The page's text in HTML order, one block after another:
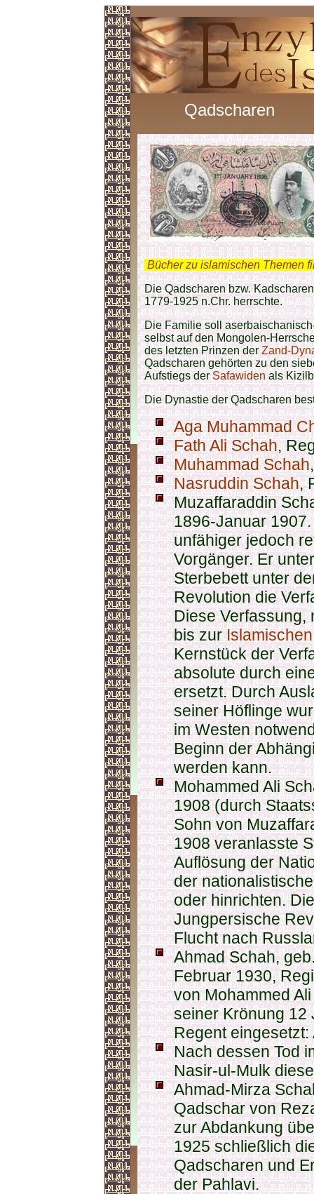
Qadscharen
Bücher zu islamischen Themen
Die Qadscharen bzw.
1779-1925 n.Chr. herrschte.
Die Familie soll
selbst auf den Mongolen-
des letzten Prinzen derZand-
Qadscharen gehörten zu den
Aufstiegs derSafawidenals
Die Dynastie der Qadscharen
Aga Muhammad
Fath Ali Schah,
Muhammad Schah
Nasruddin Schah,
Muzaffaraddin
1896-Januar
unfähiger jedoch
Vorgänger. Er
Sterbebett unter
Revolution die
Diese Verfassung,
bis zur
Kernstück der
absolute durch
ersetzt. Durch
seiner Höflinge
im Westen
Beginn der
werden kann.
Mohammed Ali
1908 (durch
Sohn von
1908 veranlasste
Auflösung der
der
oder hinrichten.
Jungpersische
Flucht nach
Ahmad Schah,
Februar 1930,
von Mohammed
seiner Krönung 12
Regent eingesetzt:
Nach dessen Tod
Nasir-ul-Mulk
Ahmad-Mirza
Qadschar von
zur Abdankung
1925 schließlich
Qadscharen und
der Pahlavi.